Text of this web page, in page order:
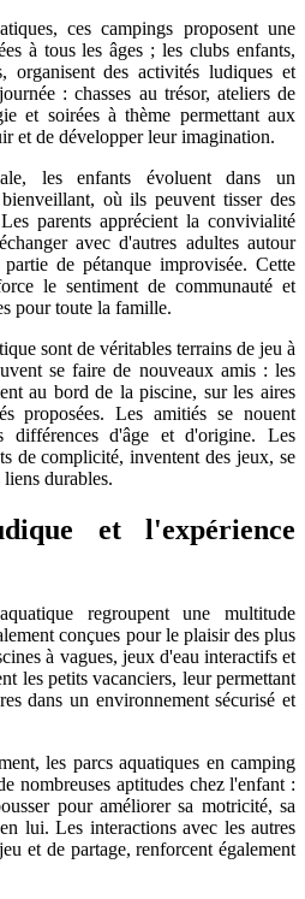
ces campings proposent une
à tous les âges ; les clubs enfants,
organisent des activités ludiques et
: chasses au trésor, ateliers de
et soirées à thème permettant aux
et de développer leur imagination.
les enfants évoluent dans un
où ils peuvent tisser des
parents apprécient la convivialité
avec d'autres adultes autour
de pétanque improvisée. Cette
le sentiment de communauté et
pour toute la famille.
sont de véritables terrains de jeu à
se faire de nouveaux amis : les
au bord de la piscine, sur les aires
proposées. Les amitiés se nouent
différences d'âge et d'origine. Les
de complicité, inventent des jeux, se
durables.
et l'expérience
regroupent une multitude
conçues pour le plaisir des plus
à vagues, jeux d'eau interactifs et
les petits vacanciers, leur permettant
dans un environnement sécurisé et
les parcs aquatiques en camping
nombreuses aptitudes chez l'enfant :
pour améliorer sa motricité, sa
lui. Les interactions avec les autres
et de partage, renforcent également